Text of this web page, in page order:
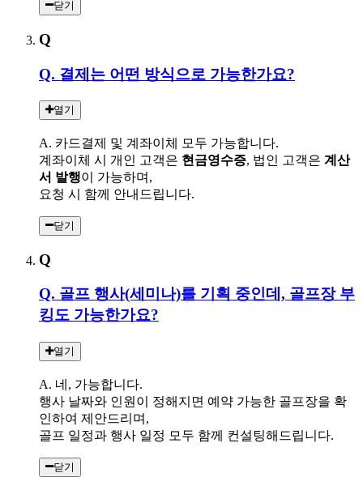
닫기
Q
Q. 결제는 어떤 방식으로 가능한가요?
열기
A. 카드결제 및 계좌이체 모두 가능합니다.
계좌이체 시 개인 고객은 현금영수증, 법인 고객은 계산
서 발행이 가능하며,
요청 시 함께 안내드립니다.
닫기
Q
Q. 골프 행사(세미나)를 기획 중인데, 골프장 부
킹도 가능한가요?
열기
A. 네, 가능합니다.
행사 날짜와 인원이 정해지면 예약 가능한 골프장을 확
인하여 제안드리며,
골프 일정과 행사 일정 모두 함께 컨설팅해드립니다.
닫기